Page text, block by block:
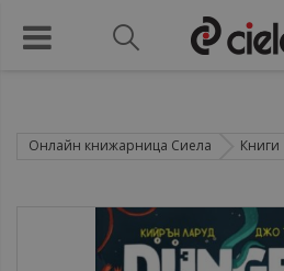
Онлайн книжарница Сиела Книги